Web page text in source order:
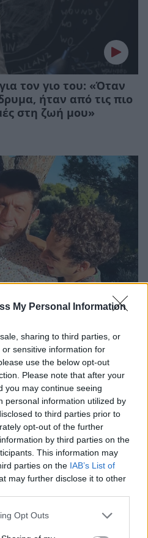
My Personal Information
sharing to third parties, or
sensitive information for
use the below opt-out
Please note that after your
you may continue seeing
personal information utilized by
to third parties prior to
opt-out of the further
by third parties on the
This information may
parties on the IAB’s List of
may further disclose it to other
Opt Outs
τον γιο του: «Όταν
ήταν από τις πιο
στη ζωή μου»
τον γιο τους για την